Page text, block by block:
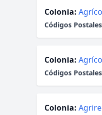
Colonia:
Códigos
Colonia:
Códigos
Colonia: